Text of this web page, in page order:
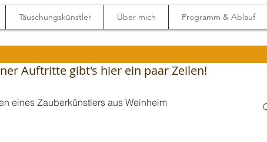
Täuschungskünstler Über mich Programm & Ablauf
Auftritte gibt's hier ein paar Zeilen!
eines Zauberkünstlers aus Weinheim